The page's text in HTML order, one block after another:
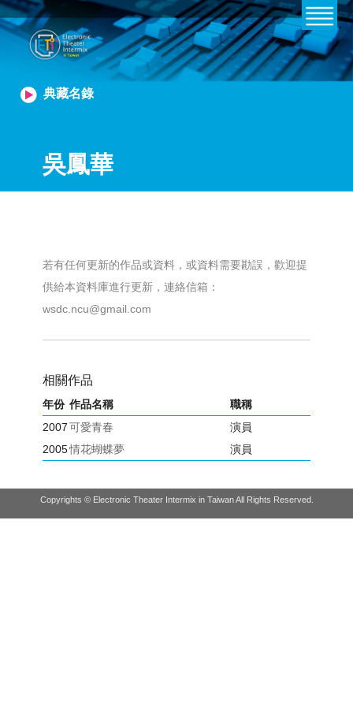
典藏名錄
吳鳳華
若有任何更新的作品或資料，或資料需要勘誤，歡迎提
供給本資料庫進行更新，連絡信箱：
wsdc.ncu@gmail.com
相關作品
年份 作品名稱
職稱
2007可愛青春
演員
2005情花蝴蝶夢 演員
Copyrights © Electronic Theater Intermix in Taiwan All Rights Reserved.